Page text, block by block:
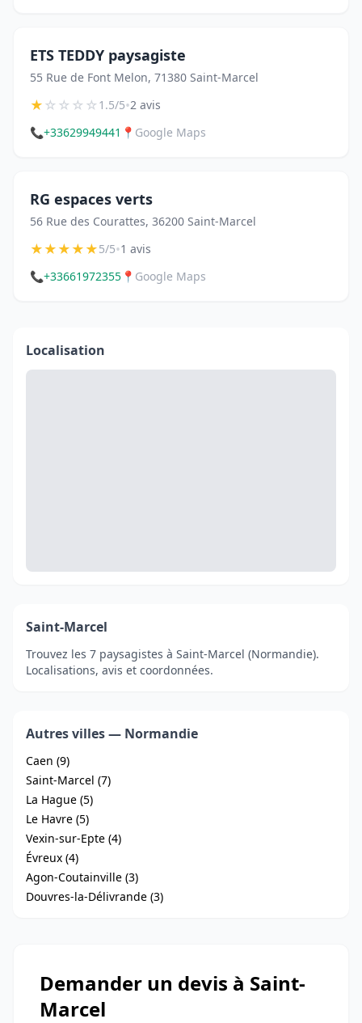
ETS TEDDY paysagiste
55 Rue de Font Melon, 71380 Saint-Marcel
★☆☆☆☆1.5/5•2 avis
📞+33629949441 📍 Google Maps
RG espaces verts
56 Rue des Courattes, 36200 Saint-Marcel
★★★★★5/5•1 avis
📞+33661972355 📍 Google Maps
Localisation
Saint-Marcel
Trouvez les 7 paysagistes à Saint-Marcel (Normandie).
Localisations, avis et coordonnées.
Autres villes — Normandie
Caen (9)
Saint-Marcel (7)
La Hague (5)
Le Havre (5)
Vexin-sur-Epte (4)
Évreux (4)
Agon-Coutainville (3)
Douvres-la-Délivrande (3)
Demander un devis à Saint-
Marcel